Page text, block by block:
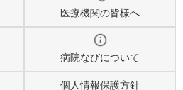
医療機関の皆様へ
病院なびについて
個人情報保護方針